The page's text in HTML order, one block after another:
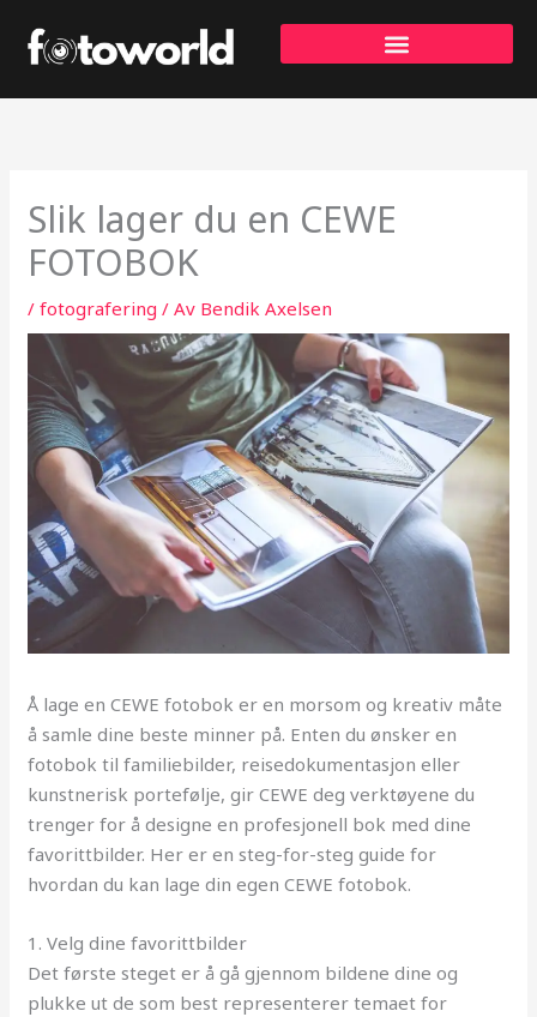
rett
innholdet
Slik lager du en CEWE
FOTOBOK
/fotografering / Av Bendik Axelsen
Å lage en CEWE fotobok er en morsom og kreativ måte
å samle dine beste minner på. Enten du ønsker en
fotobok til familiebilder, reisedokumentasjon eller
kunstnerisk portefølje, gir CEWE deg verktøyene du
trenger for å designe en profesjonell bok med dine
favorittbilder. Her er en steg-for-steg guide for
hvordan du kan lage din egen CEWE fotobok.
1. Velg dine favorittbilder
Det første steget er å gå gjennom bildene dine og
plukke ut de som best representerer temaet for